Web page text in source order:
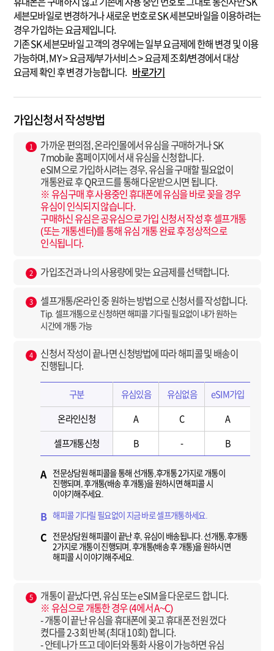
세븐모바일로 변경하거나 새로운 번호로 SK 세븐모바일을 이용하려는
경우 가입하는 요금제입니다.
기존 SK 세븐모바일 고객의 경우에는 일부 요금제에 한해 변경 및 이용
가능하며, MY > 요금제/부가서비스 > 요금제 조회/변경에서 대상
요금제 확인 후 변경 가능합니다.
바로가기
가입신청서 작성방법
1
가까운 편의점, 온라인몰에서 유심을 구매하거나 SK
7mobile 홈페이지에서 새 유심을 신청합니다.
eSIM으로 가입하시려는 경우, 유심을 구매할 필요없이
개통완료 후 QR코드를 통해 다운받으시면 됩니다.
※ 유심구매 후 사용중인 휴대폰에 유심을 바로 꽂을 경우
유심이 인식되지 않습니다.
구매하신 유심은 공유심으로 가입 신청서 작성 후 셀프개통
(또는 개통센터)를 통해 유심 개통 완료 후 정상적으로
인식됩니다.
2 가입조건과 나의 사용량에 맞는 요금제를 선택합니다.
3 셀프개통/온라인 중 원하는 방법으로 신청서를 작성합니다.
Tip. 셀프개통으로 신청하면 해피콜 기다릴 필요없이 내가 원하는
시간에 개통 가능
4
신청서 작성이 끝나면 신청방법에 따라 해피콜 및 배송이
진행됩니다.
구분 유심있음 유심없음 eSIM가입
온라인신청 A C A
셀프개통신청 B - B
A
전문상담원 해피콜을 통해 선개통,후개통 2가지로 개통이
진행되며, 후개통(배송 후 개통)을 원하시면 해피콜 시
이야기해주세요.
B 해피콜 기다릴 필요없이 지금 바로 셀프개통하세요.
C
전문상담원 해피콜이 끝난 후, 유심이 배송됩니다. 선개통,후개통
2가지로 개통이 진행되며, 후개통(배송 후 개통)을 원하시면
해피콜 시 이야기해주세요.
5
개통이 끝났다면, 유심 또는 eSIM을 다운로드 합니다.
※ 유심으로 개통한 경우 (4에서 A~C)
- 개통이 끝난 유심을 휴대폰에 꽂고 휴대폰 전원 껐다
켰다를 2-3회 반복 (최대 10회) 합니다.
- 안테나가 뜨고 데이터와 통화 사용이 가능하면 유심